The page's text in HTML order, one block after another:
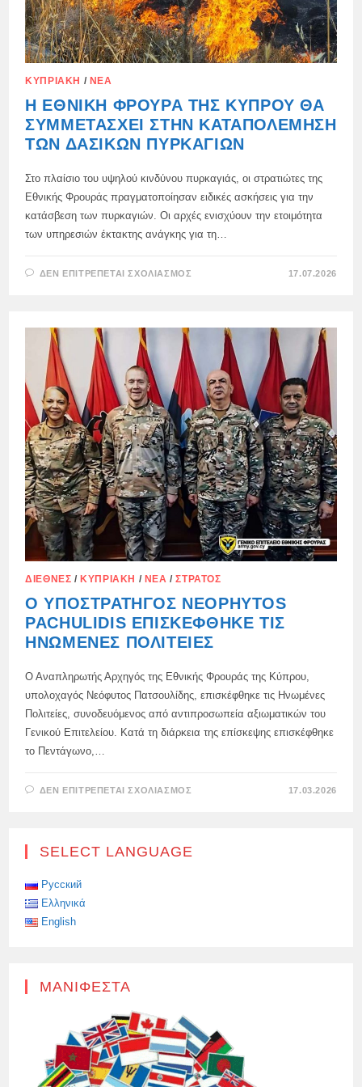
ΚΥΠΡΙΑΚΉ / ΝΈΑ
Η ΕΘΝΙΚΉ ΦΡΟΥΡΆ ΤΗΣ ΚΎΠΡΟΥ ΘΑ
ΣΥΜΜΕΤΆΣΧΕΙ ΣΤΗΝ ΚΑΤΑΠΟΛΈΜΗΣΗ
ΤΩΝ ΔΑΣΙΚΏΝ ΠΥΡΚΑΓΙΏΝ
Στο πλαίσιο του υψηλού κινδύνου πυρκαγιάς, οι στρατιώτες της
Εθνικής Φρουράς πραγματοποίησαν ειδικές ασκήσεις για την
κατάσβεση των πυρκαγιών. Οι αρχές ενισχύουν την ετοιμότητα
των υπηρεσιών έκτακτης ανάγκης για τη…
ΔΕΝ ΕΠΙΤΡΈΠΕΤΑΙ ΣΧΟΛΙΑΣΜΌΣ
ΚΎΠΡΟΥ
ΣΥΜΜΕΤΆΣΧΕΙ
ΣΤΗΝ
ΚΑΤΑΠΟΛΈΜΗΣΗ
ΤΩΝ
ΔΑΣΙΚΏΝ
ΠΥΡΚΑΓΙΏΝ
17.07.2026
ΔΙΕΘΝΈΣ / ΚΥΠΡΙΑΚΉ / ΝΈΑ /ΣΤΡΑΤΌΣ
Ο ΥΠΟΣΤΡΆΤΗΓΟΣ NEOPHYTOS
PACHULIDIS ΕΠΙΣΚΈΦΘΗΚΕ ΤΙΣ
ΗΝΩΜΈΝΕΣ ΠΟΛΙΤΕΊΕΣ
Ο Αναπληρωτής Αρχηγός της Εθνικής Φρουράς της Κύπρου,
υπολοχαγός Νεόφυτος Πατσουλίδης, επισκέφθηκε τις Ηνωμένες
Πολιτείες, συνοδευόμενος από αντιπροσωπεία αξιωματικών του
Γενικού Επιτελείου. Κατά τη διάρκεια της επίσκεψης επισκέφθηκε
το Πεντάγωνο,…
ΔΕΝ ΕΠΙΤΡΈΠΕΤΑΙ ΣΧΟΛΙΑΣΜΌΣ
ΤΙΣ
17.03.2026
SELECT LANGUAGE
Русский
Ελληνικά
English
ΜΑΝΙΦΈΣΤΑ